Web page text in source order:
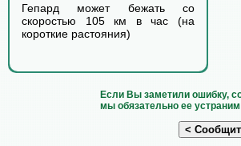
Гепард может бежать со
скоростью 105 км в час (на
короткие растояния)
Если Вы заметили ошибку,
мы обязательно ее